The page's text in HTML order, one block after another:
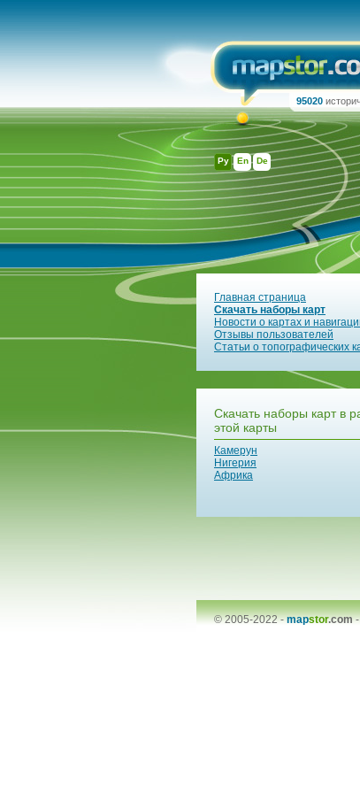
Ру En De
95020
Главная страница
Скачать наборы карт
Новости о картах и
Отзывы пользователей
Статьи о топографических
Скачать наборы карт в
этой карты
Камерун
Нигерия
Африка
© 2005-2022 -mapstor.com